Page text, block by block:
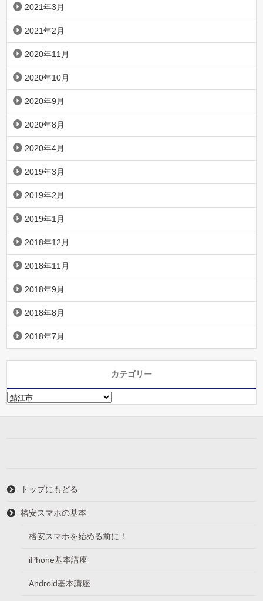
2021年3月
2021年2月
2020年11月
2020年10月
2020年9月
2020年8月
2020年4月
2019年3月
2019年2月
2019年1月
2018年12月
2018年11月
2018年9月
2018年8月
2018年7月
カテゴリー
カ
トップにもどる
格安スマホの基本
格安スマホを始める前に！
iPhone基本講座
Android基本講座